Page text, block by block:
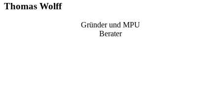
Thomas Wolff
Gründer und MPU
Berater